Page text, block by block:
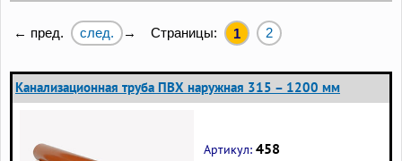
← пред. след. → Страницы: 1 2
Канализационная труба ПВХ наружная 315 – 1200 мм
Артикул: 458